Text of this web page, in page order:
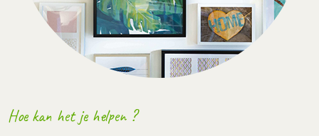
Hoe kan het je helpen ?